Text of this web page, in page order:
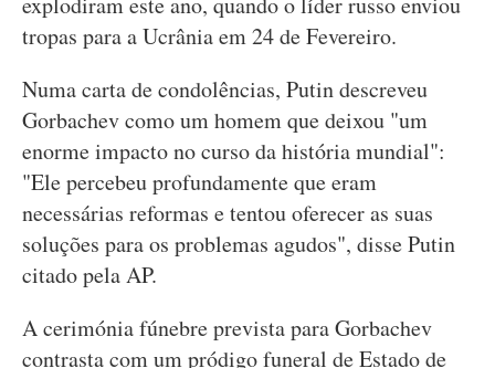
tropas para a Ucrânia em 24 de Fevereiro.
Numa carta de condolências, Putin descreveu
Gorbachev como um homem que deixou "um
enorme impacto no curso da história mundial":
"Ele percebeu profundamente que eram
necessárias reformas e tentou oferecer as suas
soluções para os problemas agudos", disse Putin
citado pela AP.
A cerimónia fúnebre prevista para Gorbachev
contrasta com um pródigo funeral de Estado de